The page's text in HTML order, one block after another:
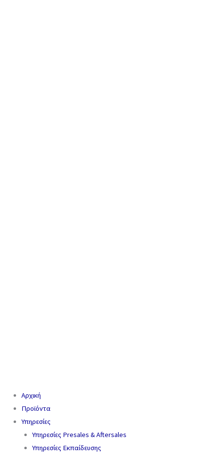
Αρχική
Προϊόντα
Υπηρεσίες
Υπηρεσίες Presales & Aftersales
Υπηρεσίες Εκπαίδευσης